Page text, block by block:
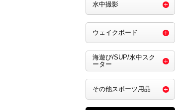
水中撮影
ウェイクボード
海遊び/SUP/水中スク
ーター
その他スポーツ用品